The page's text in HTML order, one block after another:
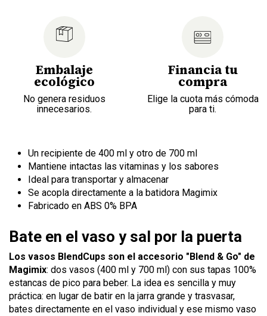
Embalaje
ecológico
No genera residuos
innecesarios.
Financia tu
compra
Elige la cuota más cómoda
para ti.
Un recipiente de 400 ml y otro de 700 ml
Mantiene intactas las vitaminas y los sabores
Ideal para transportar y almacenar
Se acopla directamente a la batidora Magimix
Fabricado en ABS 0% BPA
Bate en el vaso y sal por la puerta
Los vasos BlendCups son el accesorio "Blend & Go" de
Magimix: dos vasos (400 ml y 700 ml) con sus tapas 100%
estancas de pico para beber. La idea es sencilla y muy
práctica: en lugar de batir en la jarra grande y trasvasar,
bates directamente en el vaso individual y ese mismo vaso